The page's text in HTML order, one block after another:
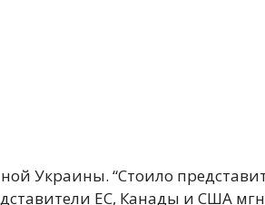
Украины. “Стоило
ЕС, Канады и США